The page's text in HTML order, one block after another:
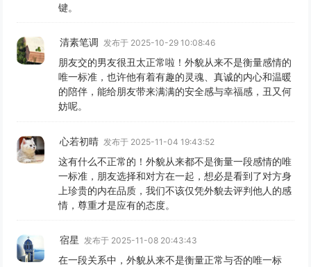
键。
清素笔调 发布于 2025-10-29 10:08:46
朋友交的男友很丑太正常啦！外貌从来不是衡量感情的
唯一标准，也许他有着有趣的灵魂、真诚的内心和温暖
的陪伴，能给朋友带来满满的安全感与幸福感，丑又何
妨呢。
心若初晴 发布于 2025-11-04 19:43:52
这有什么不正常的！外貌从来都不是衡量一段感情的唯
一标准，朋友选择和对方在一起，想必是看到了对方身
上珍贵的内在品质，我们不该仅凭外貌去评判他人的感
情，尊重才是应有的态度。
宿星 发布于 2025-11-08 20:43:43
在一段关系中，外貌从来不是衡量正常与否的唯一标